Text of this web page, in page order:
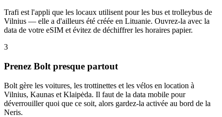
Trafi est l'appli que les locaux utilisent pour les bus et trolleybus de
Vilnius — elle a d'ailleurs été créée en Lituanie. Ouvrez-la avec la
data de votre eSIM et évitez de déchiffrer les horaires papier.
3
Prenez Bolt presque partout
Bolt gère les voitures, les trottinettes et les vélos en location à
Vilnius, Kaunas et Klaipėda. Il faut de la data mobile pour
déverrouiller quoi que ce soit, alors gardez-la activée au bord de la
Neris.